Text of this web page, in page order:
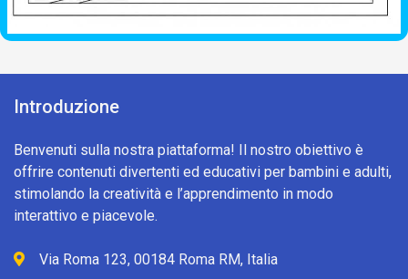
Introduzione
Benvenuti sulla nostra piattaforma! Il nostro obiettivo è
offrire contenuti divertenti ed educativi per bambini e adulti,
stimolando la creatività e l’apprendimento in modo
interattivo e piacevole.
Via Roma 123, 00184 Roma RM, Italia